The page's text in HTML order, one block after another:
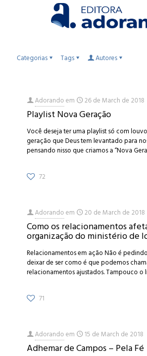
Categorias Tags Autores
Adorandoem 26 de March de 2018
Playlist Nova Geração
Você deseja ter uma playlist só com
geração que Deus tem levantado para
pensando nisso que criamos a “Nova
72
Adorandoem 20 de March de 2018
Como os relacionamentos
organização do ministério de
Relacionamentos em ação Não é
deixar de ser como é que podemos
relacionamentos ajustados. Tampouco o
71
Adorandoem 15 de March de 2018
Adhemar de Campos – Pela Fé